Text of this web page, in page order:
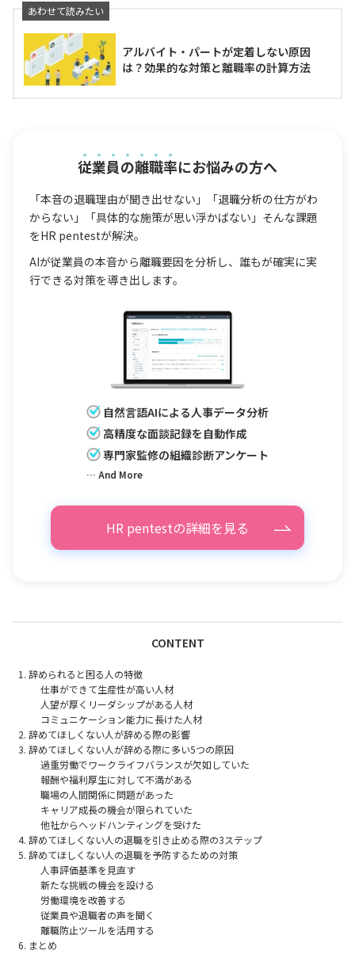
アルバイト・パートが定着しない原因
は？効果的な対策と離職率の計算方法
従業員の離職率にお悩みの方へ
「本音の退職理由が聞き出せない」「退職分析の仕方がわ
からない」「具体的な施策が思い浮かばない」そんな課題
をHR pentestが解決。
AIが従業員の本音から離職要因を分析し、誰もが確実に実
行できる対策を導き出します。
自然言語AIによる人事データ分析
高精度な面談記録を自動作成
専門家監修の組織診断アンケート
… And More
HR pentestの詳細を見る
CONTENT
辞められると困る人の特徴
仕事ができて生産性が高い人材
人望が厚くリーダシップがある人材
コミュニケーション能力に長けた人材
辞めてほしくない人が辞める際の影響
辞めてほしくない人が辞める際に多い5つの原因
過重労働でワークライフバランスが欠如していた
報酬や福利厚生に対して不満がある
職場の人間関係に問題があった
キャリア成長の機会が限られていた
他社からヘッドハンティングを受けた
辞めてほしくない人の退職を引き止める際の3ステップ
辞めてほしくない人の退職を予防するための対策
人事評価基準を見直す
新たな挑戦の機会を設ける
労働環境を改善する
従業員や退職者の声を聞く
離職防止ツールを活用する
まとめ